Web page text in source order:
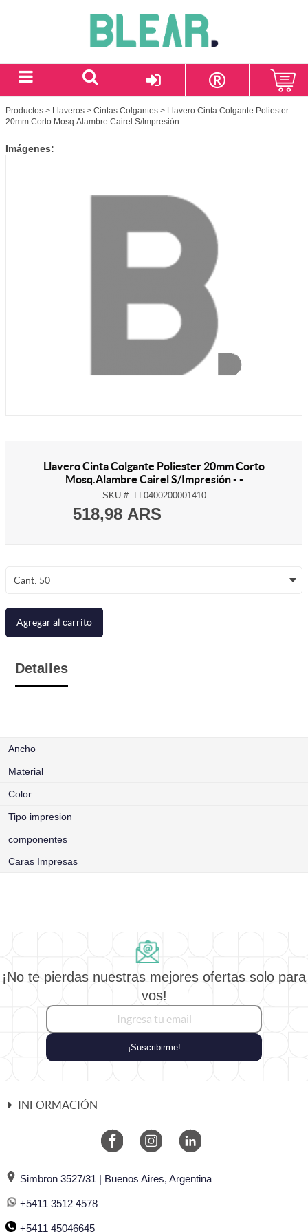
Productos > Llaveros > Cintas Colgantes > Llavero Cinta Colgante Poliester
20mm Corto Mosq.Alambre Cairel S/Impresión - -
Imágenes:
Llavero Cinta Colgante Poliester 20mm Corto
Mosq.Alambre Cairel S/Impresión - -
SKU #: LL0400200001410
518,98 ARS
Cant: 50
Agregar al carrito
Detalles
Ancho
Material
Color
Tipo impresion
componentes
Caras Impresas
¡No te pierdas nuestras mejores ofertas solo para
vos!
¡Suscribirme!
INFORMACIÓN
Simbron 3527/31 | Buenos Aires, Argentina
+5411 3512 4578
+5411 45046645